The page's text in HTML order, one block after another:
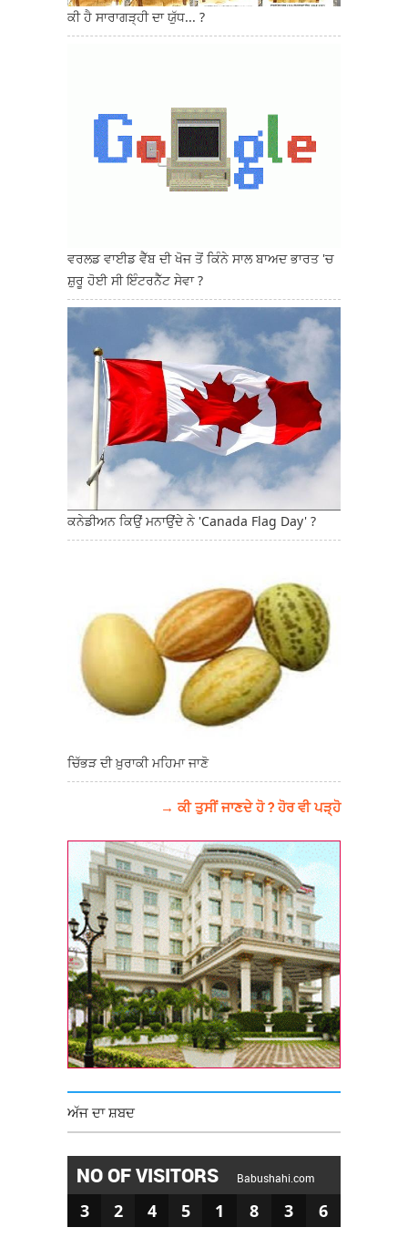
ਕੀ ਹੈ ਸਾਰਾਗੜ੍ਹੀ ਦਾ ਯੁੱਧ... ?
ਵਰਲਡ ਵਾਈਡ ਵੈੱਬ ਦੀ ਖੋਜ ਤੋਂ ਕਿੰਨੇ ਸਾਲ ਬਾਅਦ ਭਾਰਤ 'ਚ
ਸ਼ੁਰੂ ਹੋਈ ਸੀ ਇੰਟਰਨੈੱਟ ਸੇਵਾ ?
ਕਨੇਡੀਅਨ ਕਿਉਂ ਮਨਾਉਂਦੇ ਨੇ 'Canada Flag Day' ?
ਚਿੱਭੜ ਦੀ ਖ਼ੁਰਾਕੀ ਮਹਿਮਾ ਜਾਣੋ
→ ਕੀ ਤੁਸੀਂ ਜਾਣਦੇ ਹੋ ? ਹੋਰ ਵੀ ਪੜ੍ਹੋ
ਅੱਜ ਦਾ ਸ਼ਬਦ
NO OF VISITORS Babushahi.com
3 2 4 5 1 8 3 6